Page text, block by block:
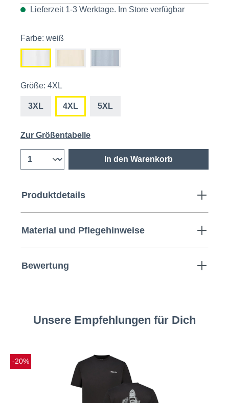
Durchschnittliche Bewertung von 5 von 5 Sternen
Lieferzeit 1-3 Werktage. Im Store verfügbar
Farbe: weiß
Größe: 4XL
3XL 4XL 5XL
Zur Größentabelle
In den Warenkorb
Produktdetails
Material und Pflegehinweise
Bewertung
Unsere Empfehlungen für Dich
-20%